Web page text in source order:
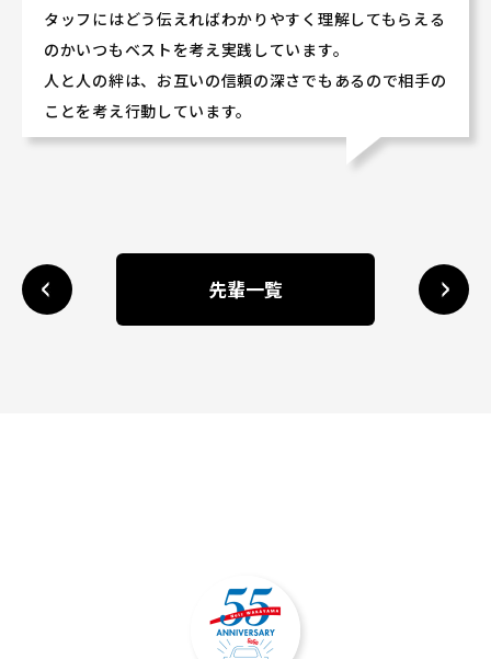
タッフにはどう伝えればわかりやすく理解してもらえる
のかいつもベストを考え実践しています。
人と人の絆は、お互いの信頼の深さでもあるので相手の
ことを考え行動しています。
先輩一覧